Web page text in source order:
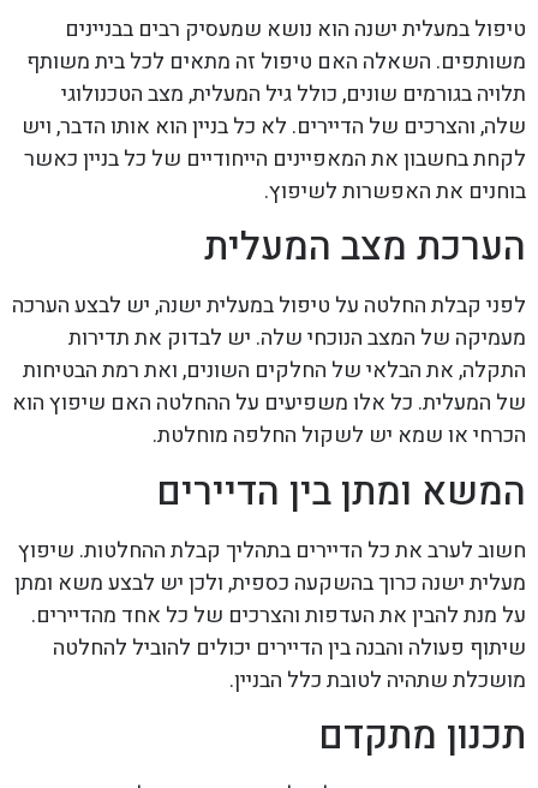
טיפול במעלית ישנה הוא נושא שמעסיק רבים בבניינים
משותפים. השאלה האם טיפול זה מתאים לכל בית משותף
תלויה בגורמים שונים, כולל גיל המעלית, מצב הטכנולוגי
שלה, והצרכים של הדיירים. לא כל בניין הוא אותו הדבר, ויש
לקחת בחשבון את המאפיינים הייחודיים של כל בניין כאשר
בוחנים את האפשרות לשיפוץ.
הערכת מצב המעלית
לפני קבלת החלטה על טיפול במעלית ישנה, יש לבצע הערכה
מעמיקה של המצב הנוכחי שלה. יש לבדוק את תדירות
התקלה, את הבלאי של החלקים השונים, ואת רמת הבטיחות
של המעלית. כל אלו משפיעים על ההחלטה האם שיפוץ הוא
הכרחי או שמא יש לשקול החלפה מוחלטת.
המשא ומתן בין הדיירים
חשוב לערב את כל הדיירים בתהליך קבלת ההחלטות. שיפוץ
מעלית ישנה כרוך בהשקעה כספית, ולכן יש לבצע משא ומתן
על מנת להבין את העדפות והצרכים של כל אחד מהדיירים.
שיתוף פעולה והבנה בין הדיירים יכולים להוביל להחלטה
מושכלת שתהיה לטובת כלל הבניין.
תכנון מתקדם